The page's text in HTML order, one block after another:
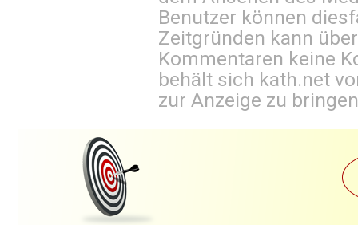
Benutzer können
Zeitgründen kann
Kommentaren keine
behält sich kath.net
zur Anzeige zu